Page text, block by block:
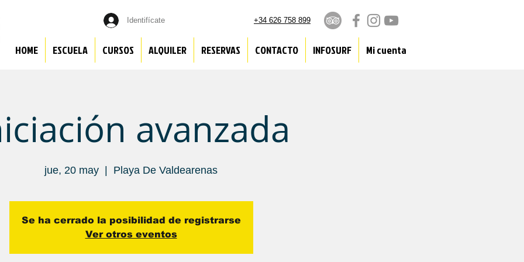
Identifícate +34 626 758 899
HOME ESCUELA CURSOS ALQUILER RESERVAS CONTACTO INFOSURF Mi cuenta
avanzada
jue, 20 may Playa De Valdearenas
Se ha cerrado la posibilidad de registrarse
Ver otros eventos